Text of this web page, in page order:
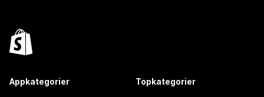
Appkategorier Topkategorier